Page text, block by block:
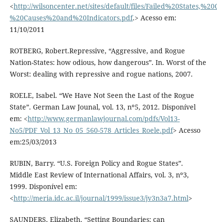
<http://wilsoncenter.net/sites/default/files/
%20Causes%20and%20Indicators.pdf.> Acesso em:
11/10/2011
ROTBERG, Robert.Repressive, “Aggressive, and Rogue
Nation-States: how odious, how dangerous”. In. Worst of the
Worst: dealing with repressive and rogue nations, 2007.
ROELE, Isabel. “We Have Not Seen the Last of the Rogue
State”. German Law Jounal, vol. 13, nº5, 2012. Disponível
em: <http://www.germanlawjournal.com/pdfs/Vol13-
No5/PDF_Vol_13_No_05_560-578_Articles_Roele.pdf> Acesso
em:25/03/2013
RUBIN, Barry. “U.S. Foreign Policy and Rogue States”.
Middle East Review of International Affairs, vol. 3, nº3,
1999. Disponível em:
<http://meria.idc.ac.il/journal/1999/issue3/jv3n3a7.html>
SAUNDERS, Elizabeth. “Setting Boundaries: can